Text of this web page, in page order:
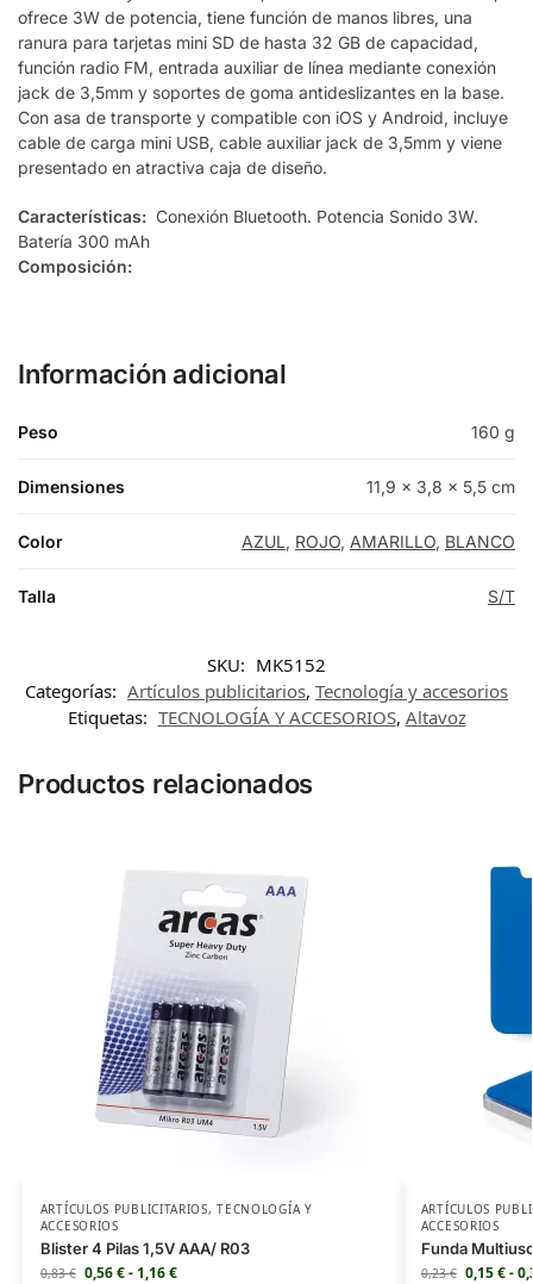
ofrece 3W de potencia, tiene función de manos libres, una
ranura para tarjetas mini SD de hasta 32 GB de capacidad,
función radio FM, entrada auxiliar de línea mediante conexión
jack de 3,5mm y soportes de goma antideslizantes en la base.
Con asa de transporte y compatible con iOS y Android, incluye
cable de carga mini USB, cable auxiliar jack de 3,5mm y viene
presentado en atractiva caja de diseño.
Características: Conexión Bluetooth. Potencia Sonido 3W.
Batería 300 mAh
Composición:
Información adicional
Peso 160 g
Dimensiones 11,9 × 3,8 × 5,5 cm
Color AZUL, ROJO, AMARILLO, BLANCO
Talla S/T
SKU: MK5152
Categorías: Artículos publicitarios, Tecnología y accesorios
Etiquetas: TECNOLOGÍA Y ACCESORIOS, Altavoz
Productos relacionados
ARTÍCULOS PUBLICITARIOS,TECNOLOGÍA Y
ACCESORIOS
Blister 4 Pilas 1,5V AAA/ R03
0,83€ 0,56€- 1,16€
ARTÍCULOS
ACCESORIOS
Funda
0,23€ 0,15€-